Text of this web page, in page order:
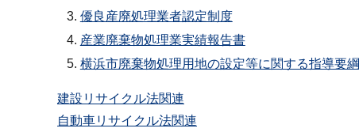
優良産廃処理業者認定制度
産業廃棄物処理業実績報告書
横浜市廃棄物処理用地の設定等に関する指導要綱
建設リサイクル法関連
自動車リサイクル法関連